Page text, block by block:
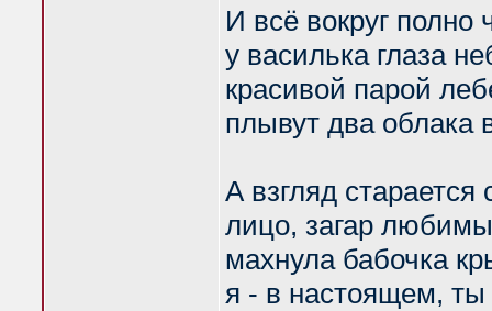
И всё вокруг полно
у василька глаза
красивой парой
плывут два облака
А взгляд старается
лицо, загар
махнула бабочка
я - в настоящем,